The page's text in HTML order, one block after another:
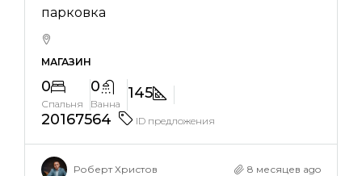
парковка
МАГАЗИН
0
Спальня
0
Ванна
145
20167564
ID предложения
Роберт Христов 8 месяцев ago